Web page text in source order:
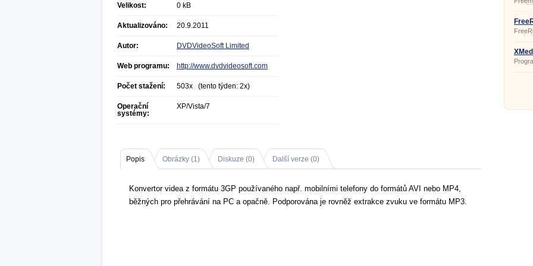
Velikost: 0 kB
Aktualizováno: 20.9.2011
Autor: DVDVideoSoft Limited
Web programu: http://www.dvdvideosoft.com
Počet stažení: 503x (tento týden: 2x)
Operační
systémy:
XP/Vista/7
Popis Obrázky (1) Diskuze (0) Další verze (0)
Konvertor videa z formátu 3GP používaného např. mobilními telefony do formátů AVI nebo MP4,
běžných pro přehrávání na PC a opačně. Podporována je rovněž extrakce zvuku ve formátu MP3.
WMA,
FLAC,
mezi
OGG,